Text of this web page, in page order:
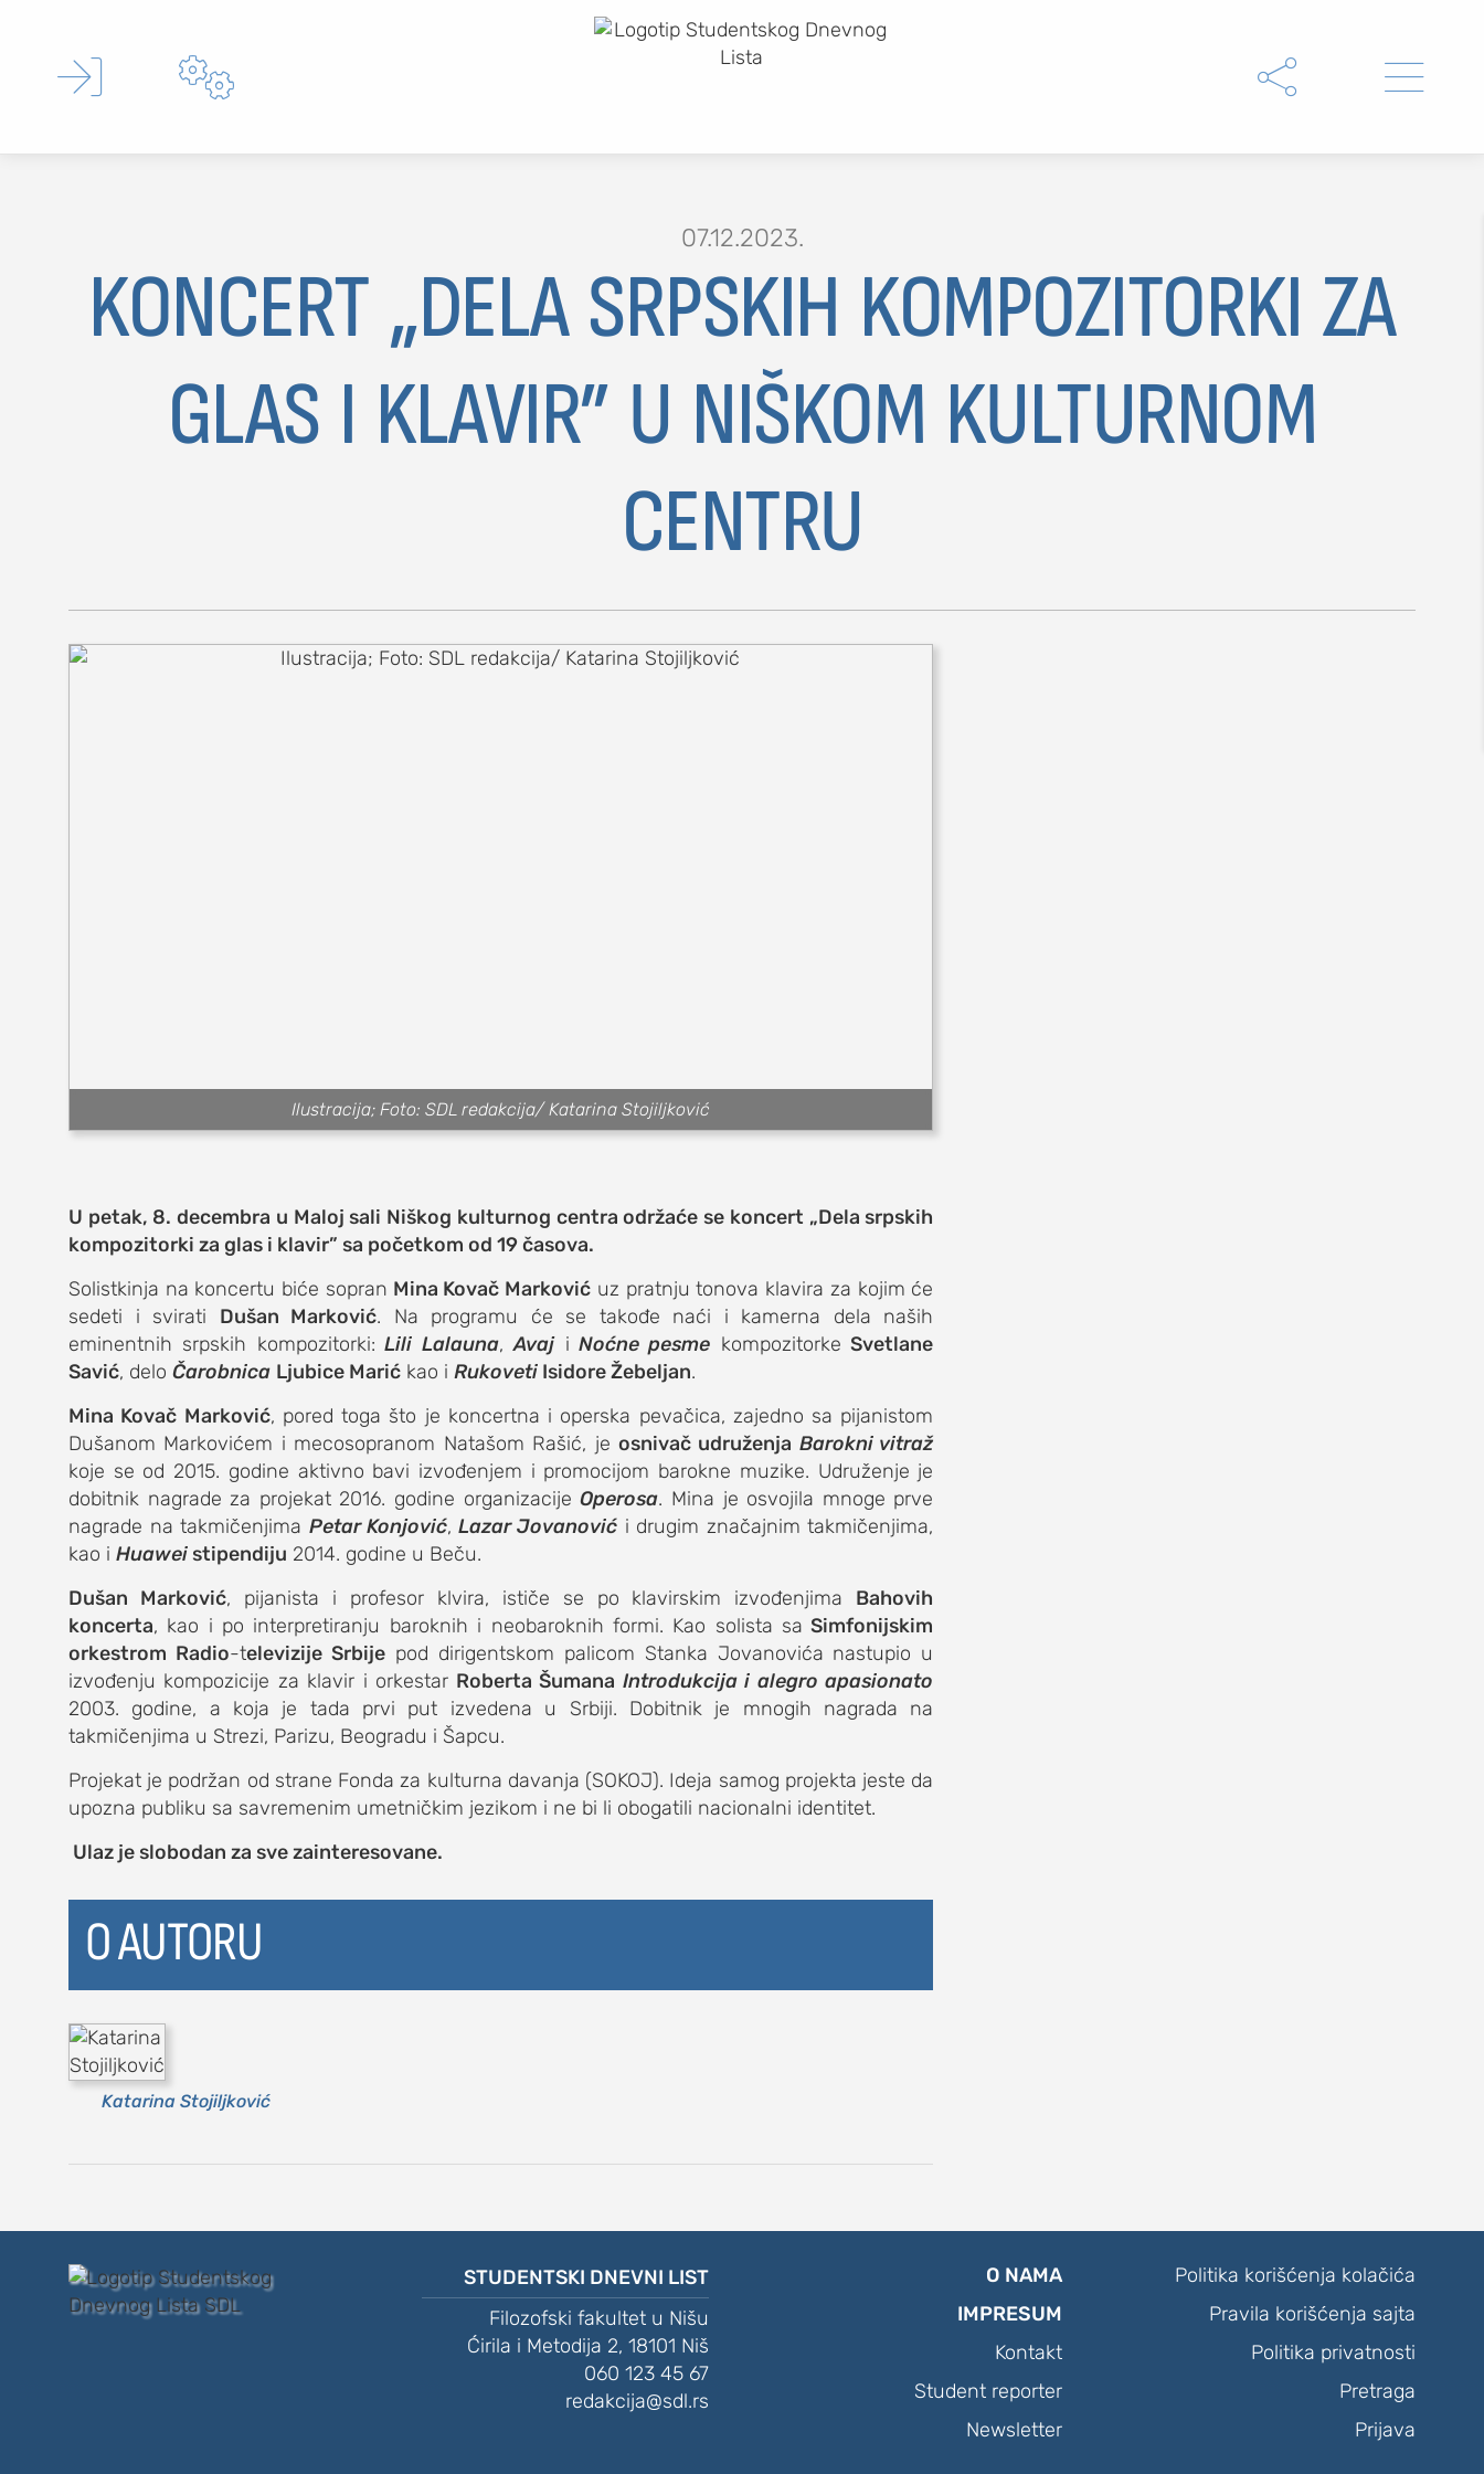
   
MOJ SDL
prijava
sport
moda i stil
organizacije
konkursi
fakulteti
studentski život
zdravlje
it
kolumna
sdl podkast
STUDENTSKI DNEVNI LIST
o nama
impresum
kontakt
07.12.2023.
KONCERT „DELA SRPSKIH KOMPOZITORKI ZA
GLAS I KLAVIR” U NIŠKOM KULTURNOM
CENTRU
Ilustracija; Foto: SDL redakcija/ Katarina Stojiljković
U petak, 8. decembra u Maloj sali Niškog kulturnog centra održaće se koncert „Dela srpskih
kompozitorki za glas i klavir” sa početkom od 19 časova.
Solistkinja na koncertu biće sopran Mina Kovač Marković uz pratnju tonova klavira za kojim će
sedeti i svirati Dušan Marković. Na programu će se takođe naći i kamerna dela naših
eminentnih srpskih kompozitorki: Lili Lalauna,Avaji Noćne pesme kompozitorke Svetlane
Savić, delo Čarobnica Ljubice Marić kao i Rukoveti Isidore Žebeljan.
Mina Kovač Marković, pored toga što je koncertna i operska pevačica, zajedno sa pijanistom
Dušanom Markovićem i mecosopranom Natašom Rašić, jeosnivač udruženja Barokni vitraž
koje se od 2015. godine aktivno bavi izvođenjem i promocijom barokne muzike. Udruženje je
dobitnik nagrade za projekat 2016. godine organizacijeOperosa. Mina je osvojila mnoge prve
nagrade na takmičenjima Petar Konjović, Lazar Jovanović i drugim značajnim takmičenjima,
kao i Huawei stipendiju 2014. godine u Beču.
Dušan Marković, pijanista i profesor klvira, ističe se po klavirskim izvođenjima Bahovih
koncerta, kao i po interpretiranju baroknih i neobaroknih formi. Kao solista sa Simfonijskim
orkestrom Radio-televizije Srbijepod dirigentskom palicom Stanka Jovanovića nastupio u
izvođenju kompozicije za klavir i orkestar Roberta Šumana Introdukcija i alegro apasionato
2003. godine, a koja je tada prvi put izvedena u Srbiji. Dobitnik je mnogih nagrada na
takmičenjima u Strezi, Parizu, Beogradu i Šapcu.
Projekat je podržan od strane Fonda za kulturna davanja (SOKOJ). Ideja samog projekta jeste da
upozna publiku sa savremenim umetničkim jezikom i ne bi li obogatili nacionalni identitet.
Ulaz je slobodan za sve zainteresovane.
O AUTORU
Katarina Stojiljković
STUDENTSKI DNEVNI LIST
Filozofski fakultet u Nišu
Ćirila i Metodija 2, 18101 Niš
060 123 45 67
redakcija@sdl.rs
O NAMA
IMPRESUM
Kontakt
Student reporter
Newsletter
Politika korišćenja kolačića
Pravila korišćenja sajta
Politika privatnosti
Pretraga
Prijava